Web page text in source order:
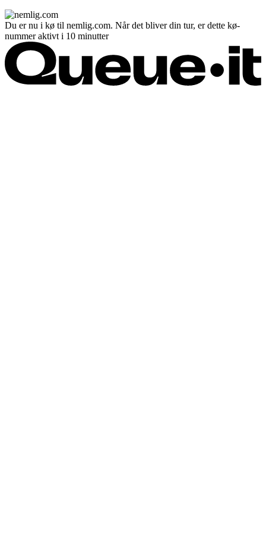
Du er nu i kø til nemlig.com. Når det bliver din tur, er dette kø-
nummer aktivt i 10 minutter